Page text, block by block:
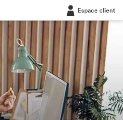
Espace client